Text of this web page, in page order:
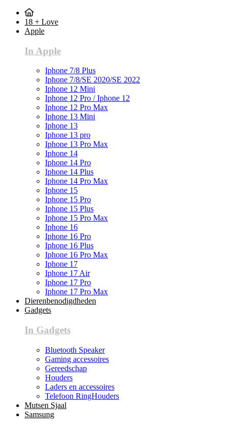
18 + Love
Apple
In Apple
Iphone 7/8 Plus
Iphone 7/8/SE 2020/SE 2022
Iphone 12 Mini
Iphone 12 Pro / Iphone 12
Iphone 12 Pro Max
Iphone 13 Mini
Iphone 13
Iphone 13 pro
Iphone 13 Pro Max
Iphone 14
Iphone 14 Pro
Iphone 14 Plus
Iphone 14 Pro Max
Iphone 15
Iphone 15 Pro
Iphone 15 Plus
Iphone 15 Pro Max
Iphone 16
Iphone 16 Pro
Iphone 16 Plus
Iphone 16 Pro Max
Iphone 17
Iphone 17 Air
Iphone 17 Pro
Iphone 17 Pro Max
Dierenbenodigdheden
Gadgets
In Gadgets
Bluetooth Speaker
Gaming accessoires
Gereedschap
Houders
Laders en accessoires
Telefoon RingHouders
Mutsen Sjaal
Samsung